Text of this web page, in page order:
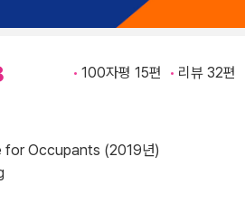
100자평 15편 리뷰 32편
for Occupants (2019년)